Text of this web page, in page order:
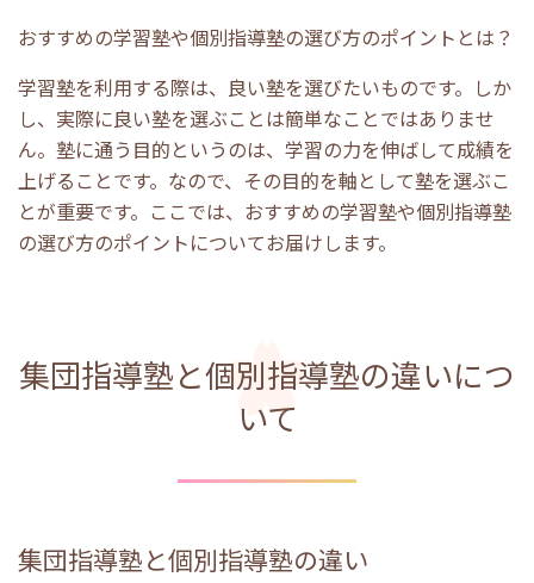
おすすめの学習塾や個別指導塾の選び方のポイントとは？
学習塾を利用する際は、良い塾を選びたいものです。しか
し、実際に良い塾を選ぶことは簡単なことではありませ
ん。塾に通う目的というのは、学習の力を伸ばして成績を
上げることです。なので、その目的を軸として塾を選ぶこ
とが重要です。ここでは、おすすめの学習塾や個別指導塾
の選び方のポイントについてお届けします。
集団指導塾と個別指導塾の違いにつ
いて
集団指導塾と個別指導塾の違い